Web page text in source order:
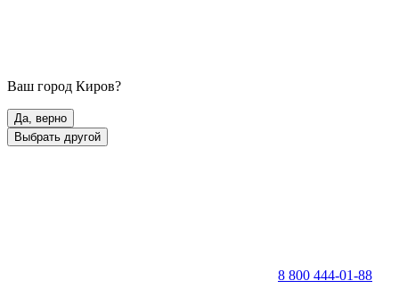
Ваш город Киров?
Да, верно
Выбрать другой
8 800 444-01-88